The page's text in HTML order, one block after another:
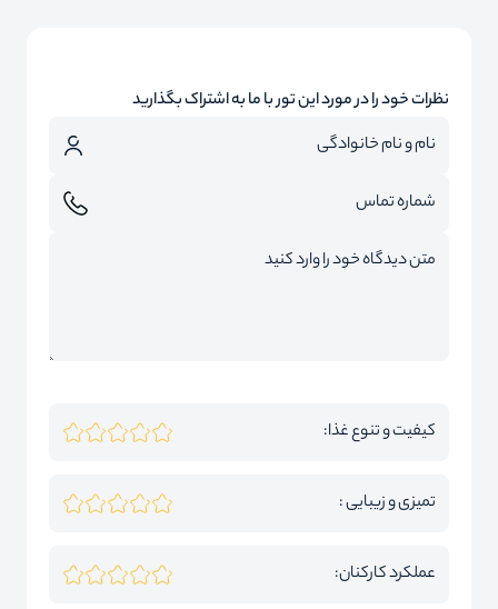
نظرات خود را در مورد این تور با ما به اشتراک بگذارید
کیفیت و تنوع غذا:
تمیزی و زیبایی :
عملکرد کارکنان: